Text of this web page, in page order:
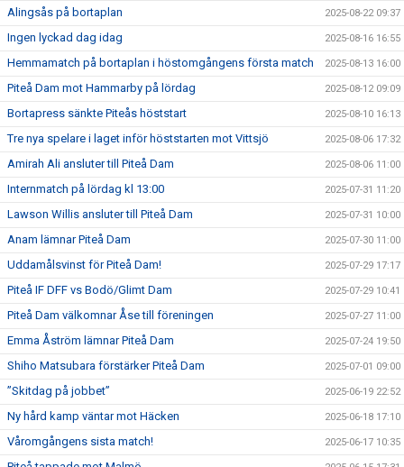
Alingsås på bortaplan 2025-08-22 09:37
Ingen lyckad dag idag 2025-08-16 16:55
Hemmamatch på bortaplan i höstomgångens första match 2025-08-13 16:00
Piteå Dam mot Hammarby på lördag 2025-08-12 09:09
Bortapress sänkte Piteås höststart 2025-08-10 16:13
Tre nya spelare i laget inför höststarten mot Vittsjö 2025-08-06 17:32
Amirah Ali ansluter till Piteå Dam 2025-08-06 11:00
Internmatch på lördag kl 13:00 2025-07-31 11:20
Lawson Willis ansluter till Piteå Dam 2025-07-31 10:00
Anam lämnar Piteå Dam 2025-07-30 11:00
Uddamålsvinst för Piteå Dam! 2025-07-29 17:17
Piteå IF DFF vs Bodö/Glimt Dam 2025-07-29 10:41
Piteå Dam välkomnar Åse till föreningen 2025-07-27 11:00
Emma Åström lämnar Piteå Dam 2025-07-24 19:50
Shiho Matsubara förstärker Piteå Dam 2025-07-01 09:00
”Skitdag på jobbet” 2025-06-19 22:52
Ny hård kamp väntar mot Häcken 2025-06-18 17:10
Våromgångens sista match! 2025-06-17 10:35